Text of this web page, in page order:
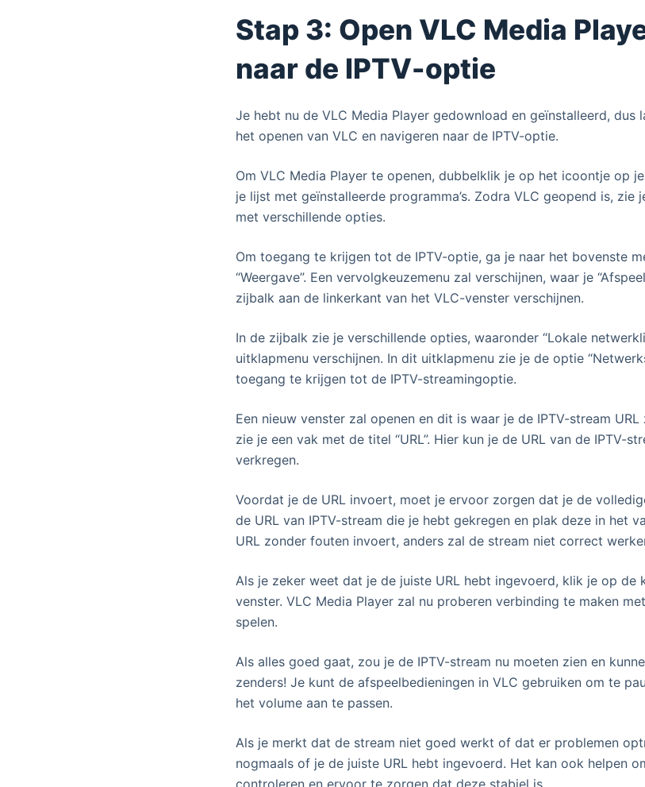
Stap 3: Open VLC Media
naar de IPTV-optie
Je hebt nu de VLC Media Player gedownload en geïnstalleerd, dus
het openen van VLC en navigeren naar de IPTV-optie.
Om VLC Media Player te openen, dubbelklik je op het icoontje op
je lijst met geïnstalleerde programma’s. Zodra VLC geopend is, zie
met verschillende opties.
Om toegang te krijgen tot de IPTV-optie, ga je naar het bovenste
“Weergave”. Een vervolgkeuzemenu zal verschijnen, waar je
zijbalk aan de linkerkant van het VLC-venster verschijnen.
In de zijbalk zie je verschillende opties, waaronder “Lokale
uitklapmenu verschijnen. In dit uitklapmenu zie je de optie
toegang te krijgen tot de IPTV-streamingoptie.
Een nieuw venster zal openen en dit is waar je de IPTV-stream
zie je een vak met de titel “URL”. Hier kun je de URL van de IPTV-
verkregen.
Voordat je de URL invoert, moet je ervoor zorgen dat je de
de URL van IPTV-stream die je hebt gekregen en plak deze in het
URL zonder fouten invoert, anders zal de stream niet correct
Als je zeker weet dat je de juiste URL hebt ingevoerd, klik je op de
venster. VLC Media Player zal nu proberen verbinding te maken
spelen.
Als alles goed gaat, zou je de IPTV-stream nu moeten zien en
zenders! Je kunt de afspeelbedieningen in VLC gebruiken om te
het volume aan te passen.
Als je merkt dat de stream niet goed werkt of dat er problemen
nogmaals of je de juiste URL hebt ingevoerd. Het kan ook helpen
controleren en ervoor te zorgen dat deze stabiel is.